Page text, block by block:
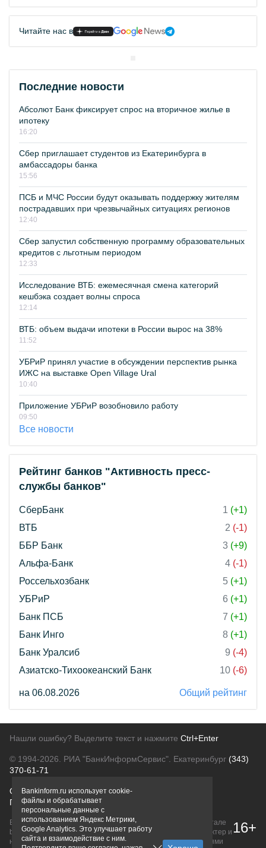
Читайте нас в
Последние новости
Абсолют Банк фиксирует спрос на вторичное жилье в
ипотеку
16:20
Сбер приглашает студентов из Екатеринбурга в
амбассадоры банка
15:56
ПСБ и МЧС России будут оказывать поддержку жителям
пострадавших при чрезвычайных ситуациях регионов
12:40
Сбер запустил собственную программу образовательных
кредитов с льготным периодом
12:33
Исследование ВТБ: ежемесячная смена категорий
кешбэка создает волны спроса
12:14
ВТБ: объем выдачи ипотеки в России вырос на 38%
11:52
УБРиР принял участие в обсуждении перспектив рынка
ИЖС на выставке Open Village Ural
10:40
Приложение УБРиР возобновило работу
09:50
Все новости
Рейтинг банков "Активность пресс-
службы банков"
СберБанк 1 (+1)
ВТБ
2 (-1)
ББР Банк
3 (+9)
Альфа-Банк
4 (-1)
Россельхозбанк
5 (+1)
УБРиР
6 (+1)
Банк ПСБ
7 (+1)
Банк Инго
8 (+1)
Банк Уралсиб
9 (-4)
Азиатско-Тихоокеанский Банк
10 (-6)
на 06.08.2026 Общий рейтинг
Нашли ошибку? Выделите текст и нажмите Ctrl+Enter
© 1994-2026. РИА "БанкИнформСервис". Екатеринбург (343)
370-61-71
О проектеПолитика конфиденциальности
Правовая информацияДля рекламодателей
Вся информация о продуктах банков, размещенная на портале
bankinform.ru, носит исключительно ознакомительный характер и
не является публичной офертой, определяемой положениями
16+
Bankinform.ru использует cookie-
файлы и обрабатывает
персональные данные с
использованием Яндекс Метрики,
Google Analytics. Это улучшает работу
сайта и взаимодействие с ним.